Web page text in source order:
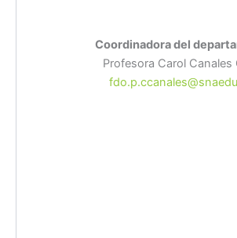
Coordinadora del
Profesora Carol Canales